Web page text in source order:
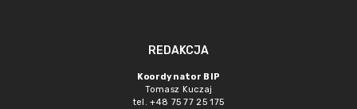
REDAKCJA
Koordynator BIP
Tomasz Kuczaj
tel. +48 75 77 25 175